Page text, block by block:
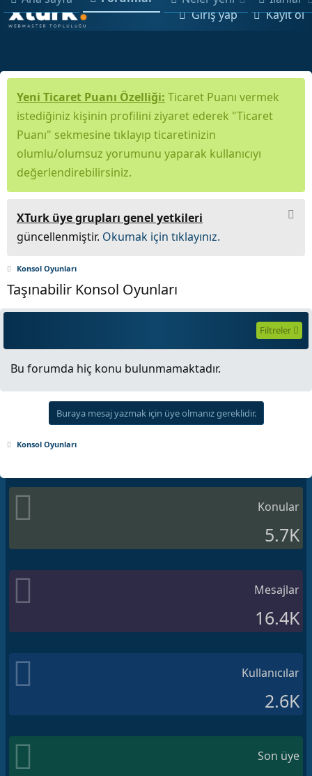
Giriş yap Kayıt ol
Yeni Ticaret Puanı Özelliği: Ticaret Puanı vermek
istediğiniz kişinin profilini ziyaret ederek "Ticaret
Puanı" sekmesine tıklayıp ticaretinizin
olumlu/olumsuz yorumunu yaparak kullanıcıyı
değerlendirebilirsiniz.
XTurk üye grupları genel yetkileri
güncellenmiştir. Okumak için tıklayınız.
Konsol Oyunları
Taşınabilir Konsol Oyunları
Filtreler
Bu forumda hiç konu bulunmamaktadır.
Buraya mesaj yazmak için üye olmanız gereklidir.
Konsol Oyunları
Konular
5.7K
Mesajlar
16.4K
Kullanıcılar
2.6K
Son üye